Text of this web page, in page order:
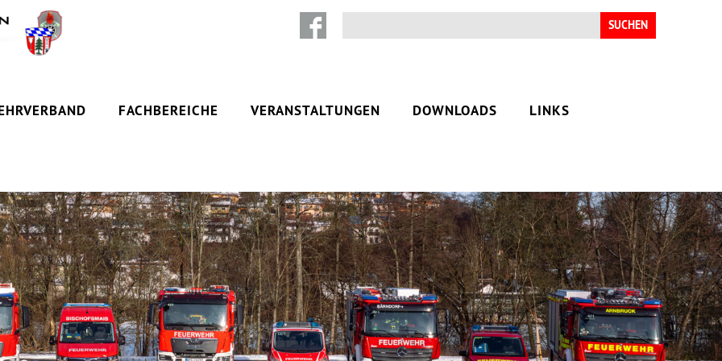
Suchen
nach:
FACHBEREICHE VERANSTALTUNGEN DOWNLOADS LINKS